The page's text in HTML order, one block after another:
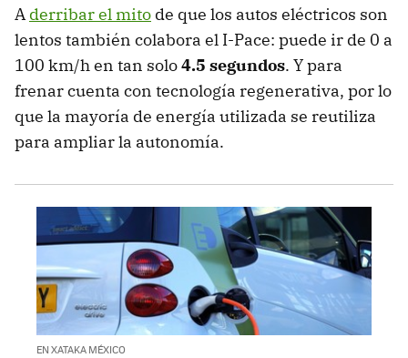
A derribar el mito de que los autos eléctricos son
lentos también colabora el I-Pace: puede ir de 0 a
100 km/h en tan solo4.5 segundos. Y para
frenar cuenta con tecnología regenerativa, por lo
que la mayoría de energía utilizada se reutiliza
para ampliar la autonomía.
EN XATAKA MÉXICO